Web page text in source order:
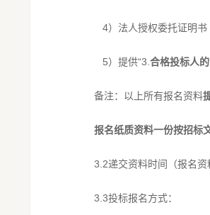
4）法人授权委托证明书
5）提供“3. 合格投标人
备注：以上所有报名资料
报名纸质资料一份按招标
3.2递交资料时间（报名资
3.3投标报名方式：